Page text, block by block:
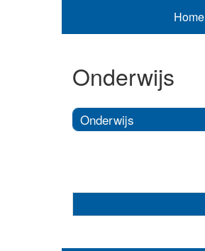
Home
Onderwijs
Onderwijs